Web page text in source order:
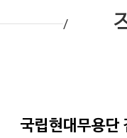
국립현대무용단